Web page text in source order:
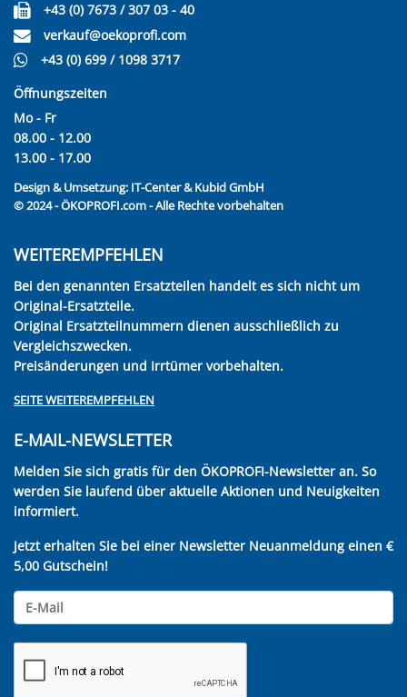
+43 (0) 7673 / 307 03 - 40
verkauf@oekoprofi.com
+43 (0) 699 / 1098 3717
Öffnungszeiten
Mo - Fr
08.00 - 12.00
13.00 - 17.00
Design & Umsetzung: IT-Center & Kubid GmbH
© 2024 - ÖKOPROFI.com - Alle Rechte vorbehalten
WEITEREMPFEHLEN
Bei den genannten Ersatzteilen handelt es sich nicht um
Original-Ersatzteile.
Original Ersatzteilnummern dienen ausschließlich zu
Vergleichszwecken.
Preisänderungen und Irrtümer vorbehalten.
SEITE WEITEREMPFEHLEN
E-MAIL-NEWSLETTER
Melden Sie sich gratis für den ÖKOPROFI-Newsletter an. So
werden Sie laufend über aktuelle Aktionen und Neuigkeiten
informiert.
Jetzt erhalten Sie bei einer Newsletter Neuanmeldung einen €
5,00 Gutschein!